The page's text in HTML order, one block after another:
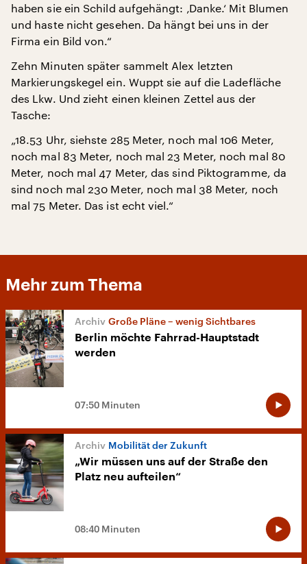
haben sie ein Schild aufgehängt: ‚Danke.‘ Mit Blumen
und haste nicht gesehen. Da hängt bei uns in der
Firma ein Bild von.“
Zehn Minuten später sammelt Alex letzten
Markierungskegel ein. Wuppt sie auf die Ladefläche
des Lkw. Und zieht einen kleinen Zettel aus der
Tasche:
„18.53 Uhr, siehste 285 Meter, noch mal 106 Meter,
noch mal 83 Meter, noch mal 23 Meter, noch mal 80
Meter, noch mal 47 Meter, das sind Piktogramme, da
sind noch mal 230 Meter, noch mal 38 Meter, noch
mal 75 Meter. Das ist echt viel.“
Mehr zum Thema
Große Pläne – wenig Sichtbares
Berlin möchte Fahrrad-Hauptstadt
werden
07:50 Minuten
Mobilität der Zukunft
„Wir müssen uns auf der Straße den
Platz neu aufteilen“
08:40 Minuten